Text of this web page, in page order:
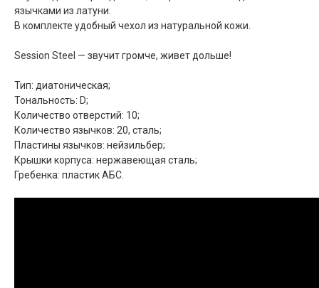
язычками из латуни.
В комплекте удобный чехол из натуральной кожи.
Session Steel — звучит громче, живет дольше!
Тип: диатоническая;
Тональность: D;
Количество отверстий: 10;
Количество язычков: 20, сталь;
Пластины язычков: нейзильбер;
Крышки корпуса: нержавеющая сталь;
Гребенка: пластик АБС.